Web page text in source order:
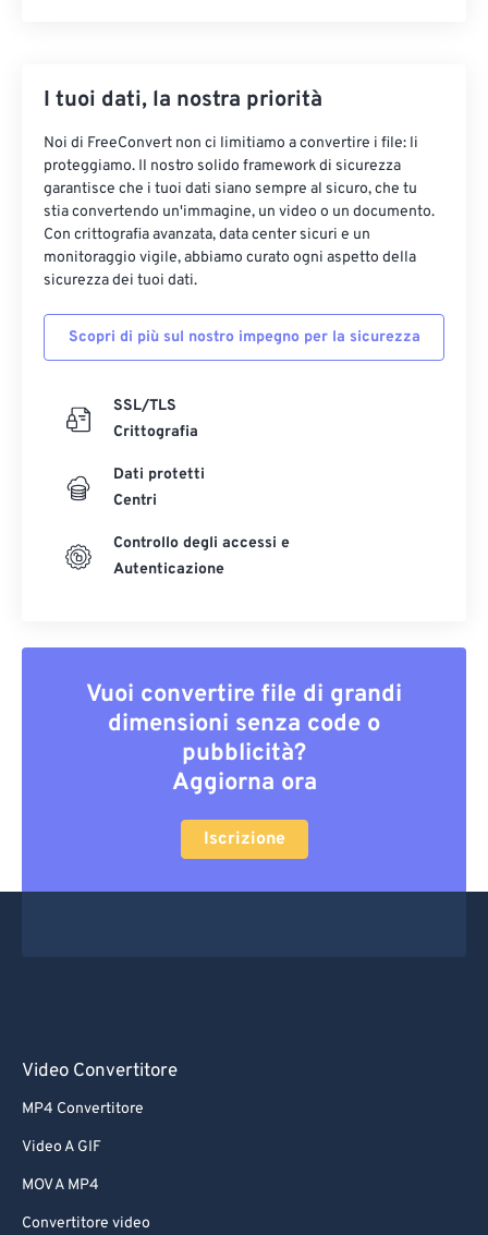
I tuoi dati, la nostra priorità
Noi di FreeConvert non ci limitiamo a convertire i file: li
proteggiamo. Il nostro solido framework di sicurezza
garantisce che i tuoi dati siano sempre al sicuro, che tu
stia convertendo un'immagine, un video o un documento.
Con crittografia avanzata, data center sicuri e un
monitoraggio vigile, abbiamo curato ogni aspetto della
sicurezza dei tuoi dati.
Scopri di più sul nostro impegno per la sicurezza
SSL/TLS
Crittografia
Dati protetti
Centri
Controllo degli accessi e
Autenticazione
Vuoi convertire file di grandi
dimensioni senza code o
pubblicità?
Aggiorna ora
Iscrizione
Video Convertitore
MP4 Convertitore
Video A GIF
MOV A MP4
Convertitore video